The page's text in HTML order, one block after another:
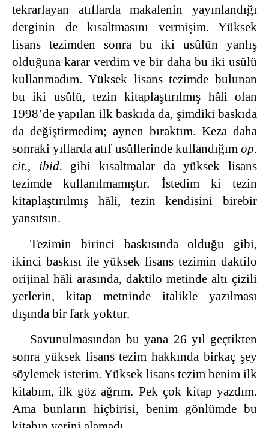
tekrarlayan atıflarda makalenin yayınlandığı
derginin de kısaltmasını vermişim. Yüksek
lisans tezimden sonra bu iki usûlün yanlış
olduğuna karar verdim ve bir daha bu iki usûlü
kullanmadım. Yüksek lisans tezimde bulunan
bu iki usûlü, tezin kitaplaştırılmış hâli olan
1998’de yapılan ilk baskıda da, şimdiki baskıda
da değiştirmedim; aynen bıraktım. Keza daha
sonraki yıllarda atıf usûllerinde kullandığım op.
cit., ibid. gibi kısaltmalar da yüksek lisans
tezimde kullanılmamıştır. İstedim ki tezin
kitaplaştırılmış hâli, tezin kendisini birebir
yansıtsın.
Tezimin birinci baskısında olduğu gibi,
ikinci baskısı ile yüksek lisans tezimin daktilo
orijinal hâli arasında, daktilo metinde altı çizili
yerlerin, kitap metninde italikle yazılması
dışında bir fark yoktur.
Savunulmasından bu yana 26 yıl geçtikten
sonra yüksek lisans tezim hakkında birkaç şey
söylemek isterim. Yüksek lisans tezim benim ilk
kitabım, ilk göz ağrım. Pek çok kitap yazdım.
Ama bunların hiçbirisi, benim gönlümde bu